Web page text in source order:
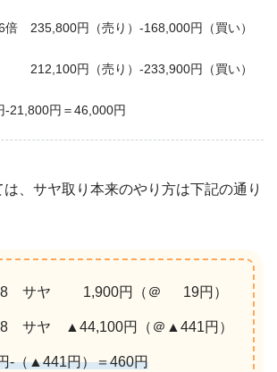
倍 235,800円（売り）-168,000円（買い）
212,100円（売り）-233,900円（買い）
円＝46,000円
、サヤ取り本来のやり方は下記の通り
28 サヤ 1,900円（＠ 19円）
サヤ ▲44,100円（＠▲441円）
-（▲441円）＝460円